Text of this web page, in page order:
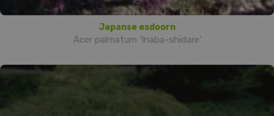
Japanse esdoorn
Acer palmatum 'Inaba-shidare'